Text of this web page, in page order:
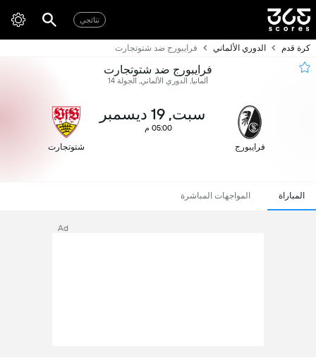
نتائجي
كرة قدم الدوري الألماني فرايبورج ضد شتوتجارت
فرايبورج ضد شتوتجارت
ألمانيا, الدوري الألماني, الجولة 14
فرايبورج
سبت, 19 ديسمبر
05:00 م
شتوتجارت
المباراة المواجهات المباشرة
Ad